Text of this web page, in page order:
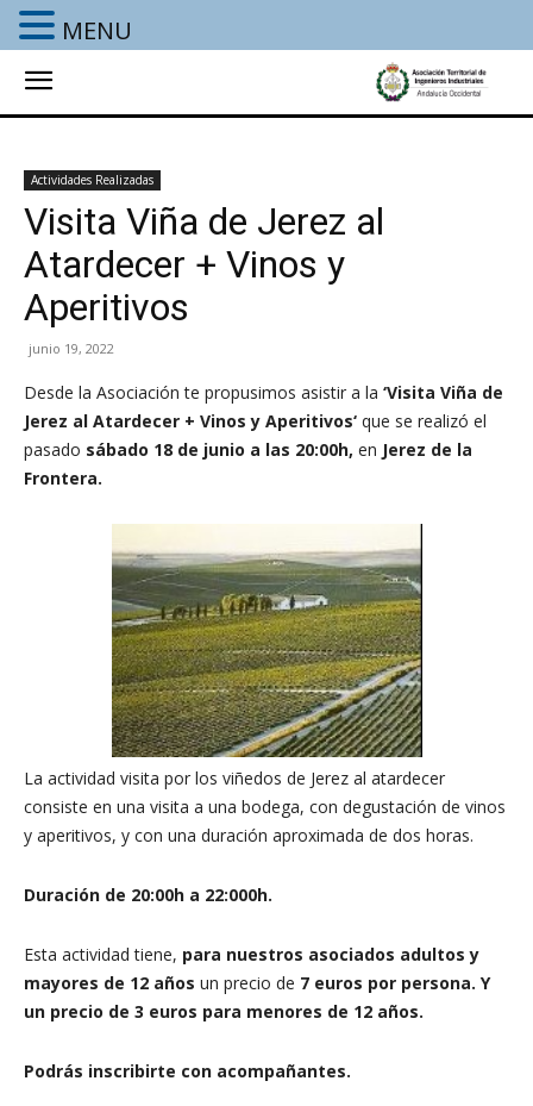
Actividades Realizadas
Visita Viña de Jerez al
Atardecer + Vinos y
Aperitivos
junio 19, 2022
Desde la Asociación te propusimos asistir a la ‘Visita Viña de
Jerez al Atardecer + Vinos y Aperitivos‘ que se realizó el
pasado sábado 18 de junio a las 20:00h, en Jerez de la
Frontera.
La actividad visita por los viñedos de Jerez al atardecer
consiste en una visita a una bodega, con degustación de vinos
y aperitivos, y con una duración aproximada de dos horas.
Duración de 20:00h a 22:000h.
Esta actividad tiene, para nuestros asociados adultos y
mayores de 12 años un precio de 7 euros por persona. Y
un precio de 3 euros para menores de 12 años.
Podrás inscribirte con acompañantes.
MENU